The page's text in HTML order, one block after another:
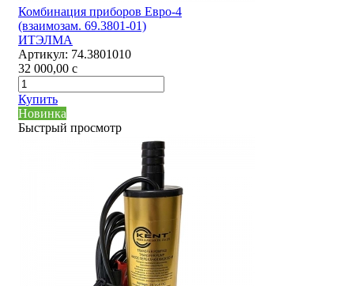
Комбинация приборов Евро-4
(взаимозам. 69.3801-01)
ИТЭЛМА
Артикул: 74.3801010
32 000,00 c
Купить
Новинка
Быстрый просмотр